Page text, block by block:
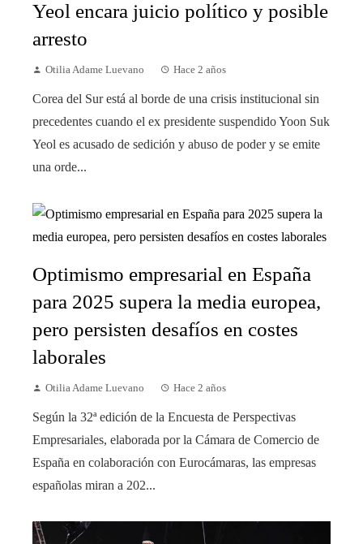
Yeol encara juicio político y posible
arresto
Otilia Adame Luevano Hace 2 años
Corea del Sur está al borde de una crisis institucional sin
precedentes cuando el ex presidente suspendido Yoon Suk
Yeol es acusado de sedición y abuso de poder y se emite
una orde...
Optimismo empresarial en España
para 2025 supera la media europea,
pero persisten desafíos en costes
laborales
Otilia Adame Luevano Hace 2 años
Según la 32ª edición de la Encuesta de Perspectivas
Empresariales, elaborada por la Cámara de Comercio de
España en colaboración con Eurocámaras, las empresas
españolas miran a 202...